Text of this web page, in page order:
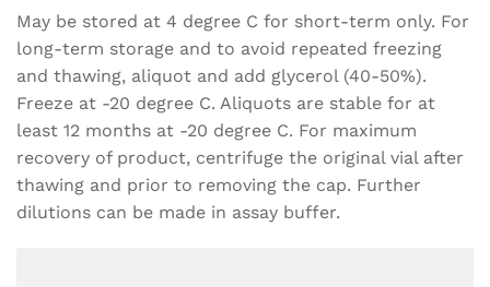
May be stored at 4 degree C for short-term only. For
long-term storage and to avoid repeated freezing
and thawing, aliquot and add glycerol (40-50%).
Freeze at -20 degree C. Aliquots are stable for at
least 12 months at -20 degree C. For maximum
recovery of product, centrifuge the original vial after
thawing and prior to removing the cap. Further
dilutions can be made in assay buffer.